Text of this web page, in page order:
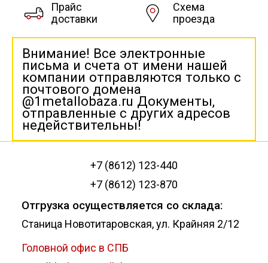
Прайс
доставки
Схема
проезда
Внимание! Все электронные
письма и счета от имени нашей
компании отправляются только с
почтового домена
@1metallobaza.ru Документы,
отправленные с других адресов
недействительны!
+7 (8612) 123-440
+7 (8612) 123-870
Отгрузка осуществляется со склада:
Станица Новотитаровская, ул. Крайняя 2/12
Головной офис в СПБ